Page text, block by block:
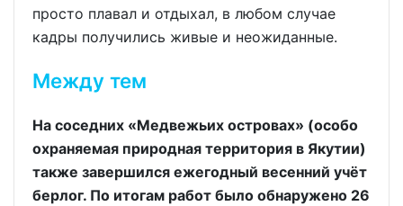
просто плавал и отдыхал, в любом случае
кадры получились живые и неожиданные.
Между тем
На соседних «Медвежьих островах» (особо
охраняемая природная территория в Якутии)
также завершился ежегодный весенний учёт
берлог. По итогам работ было обнаружено 26